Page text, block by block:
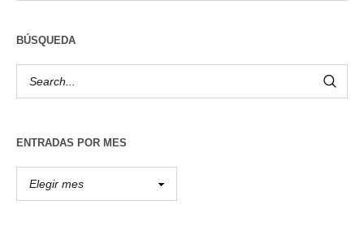
BÚSQUEDA
ENTRADAS POR MES